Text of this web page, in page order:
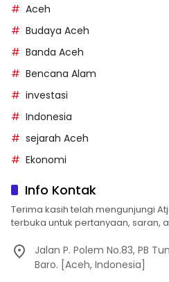
Aceh
Budaya Aceh
Banda Aceh
Bencana Alam
investasi
Indonesia
sejarah Aceh
Ekonomi
Info Kontak
Terima kasih telah mengunjungi
terbuka untuk pertanyaan, saran,
Jalan P. Polem No.83, PB
Baro. [Aceh, Indonesia]